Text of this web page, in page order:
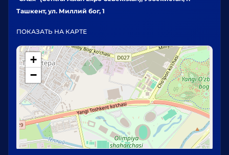
Ташкент, ул. Миллий бог, 1
ПОКАЗАТЬ НА КАРТЕ
+
−